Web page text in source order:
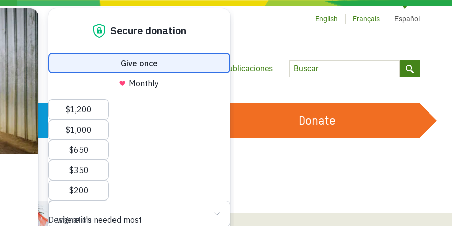
Actualidad
Publicaciones
Language
English Français Español
por la Crisis en
Actúa
INFÓRMATE Y DIFUNDE NUESTROS
MENSAJES
Donate